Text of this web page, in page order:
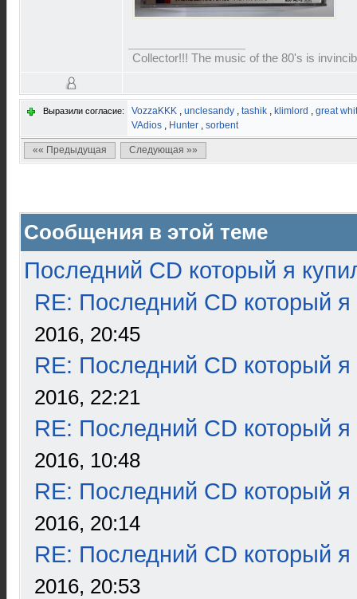
Collector!!! The music of the 80's is
Выразили согласие: VozzaKKK , unclesandy , tashik , klimlord , great
VAdios , Hunter , sorbent
«« Предыдущая Следующая »»
Сообщения в этой теме
Последний CD который я
RE: Последний CD который я
2016, 20:45
RE: Последний CD который я
2016, 22:21
RE: Последний CD который я
2016, 10:48
RE: Последний CD который я
2016, 20:14
RE: Последний CD который я
2016, 20:53